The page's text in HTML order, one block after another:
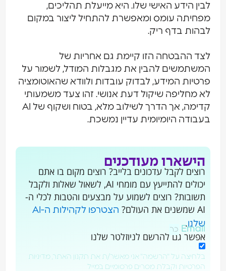
לבין הידע האישי שלו. היא מייעלת תהליכים,
מפחיתה עומס ומאפשרת להתחיל ליצור במקום
לבהות בדף ריק.
לצד ההבטחה הזו קיימת גם אחריות של
המשתמשים להבין את מגבלות המודל, לשמור על
פרטיות המידע, לבדוק עובדות ולוודא שהאוטומציה
לא מחליפה שיקול דעת אנושי. זהו צעד משמעותי
קדימה, אך הדרך לשילוב מלא, בטוח ושקוף של AI
בעבודה היומיומית עדיין נמשכת.
הישארו מעודכנים
רוצים לקבל עדכונים בלייב? רוצים מקום בו אתם
יכולים להתייעץ עם מומחי AI, לשאול שאלות ולקבל
תשובות? רוצים לשמוע על מבצעים והטבות לכלי ה-
הצטרפו לקהילות ה-AI
שלנו.
אפשר גם להרשם לניוזלטר שלנו
Email
בלחיצה על "הרשמה" אני מאשר/ת את תקנון האתר, מדיניות
הפרטיות וקבלת מסרים פרסומיים במייל